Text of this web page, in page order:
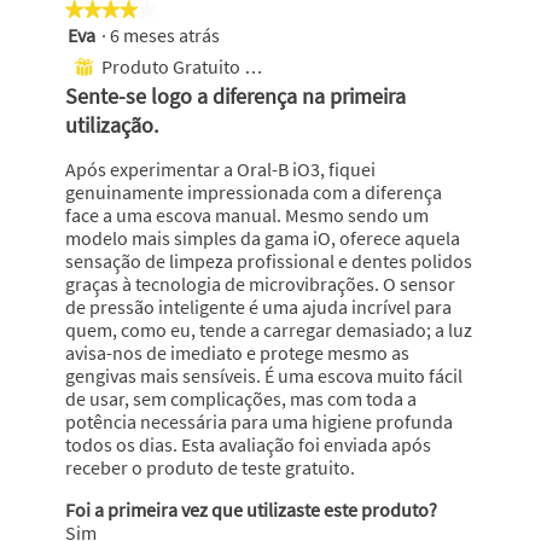
★★★★★
★★★★★
4
em
estrelas.
Eva · 6 meses atrás
⊞ Produto Gratuito Recebido
Sente-se logo a diferença na primeira
utilização.
Após experimentar a Oral-B iO3, fiquei
genuinamente impressionada com a diferença
face a uma escova manual. Mesmo sendo um
modelo mais simples da gama iO, oferece aquela
sensação de limpeza profissional e dentes polidos
graças à tecnologia de microvibrações. O sensor
de pressão inteligente é uma ajuda incrível para
quem, como eu, tende a carregar demasiado; a luz
avisa-nos de imediato e protege mesmo as
gengivas mais sensíveis. É uma escova muito fácil
de usar, sem complicações, mas com toda a
potência necessária para uma higiene profunda
todos os dias. Esta avaliação foi enviada após
receber o produto de teste gratuito.
Foi a primeira vez que utilizaste este produto?
Sim